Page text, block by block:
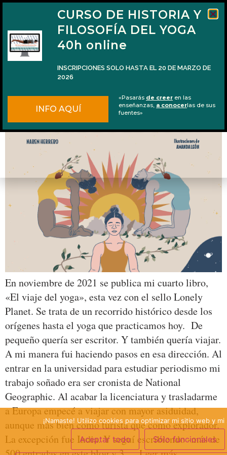
Publicación de mi nuevo libro “El viaje del
En noviembre de 2021 se publica mi cuarto libro,
«El viaje del yoga», esta vez con el sello Lonely
Planet. Se trata de un recorrido histórico desde los
orígenes hasta el yoga que practicamos hoy. De
pequeño quería ser escritor. Y también quería viajar.
A mi manera fui haciendo pasos en esa dirección. Al
entrar en la universidad para estudiar periodismo mi
trabajo soñado era ser cronista de National
Geographic. Al acabar la licenciatura y trasladarme
a Europa empecé a viajar con mayor asiduidad,
aunque más bien como turista que como explorador.
La excepción fue India. Y seguí escribiendo -más de
¡Namaste! Utilizo cookies para optimizar mi sitio web y mi
Aceptar todo Sólo funcionales
CURSO DE HISTORIA Y
FILOSOFÍA DEL YOGA
40h online
INSCRIPCIONES SOLO HASTA EL 20 DE MARZO DE
2026
INFO AQUÍ
«Pasarás de creer en las
enseñanzas, a conocerlas de sus
fuentes»